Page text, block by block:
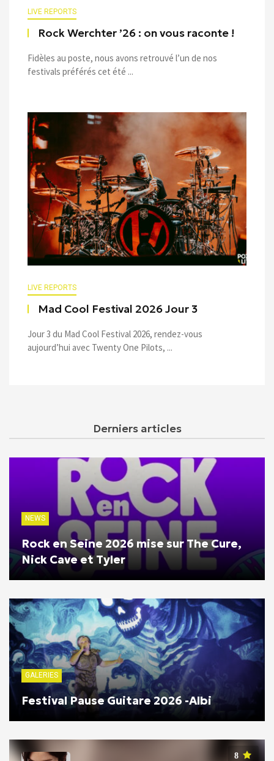
LIVE REPORTS
Rock Werchter ’26 : on vous raconte !
Fidèles au poste, nous avons retrouvé l’un de nos
festivals préférés cet été ...
LIVE REPORTS
Mad Cool Festival 2026 Jour 3
Jour 3 du Mad Cool Festival 2026, rendez-vous
aujourd’hui avec Twenty One Pilots, ...
Derniers articles
NEWS
Rock en Seine 2026 mise sur The Cure,
Nick Cave et Tyler
GALERIES
Festival Pause Guitare 2026 -Albi
8